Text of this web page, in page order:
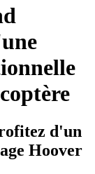
d'un
Hoover